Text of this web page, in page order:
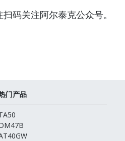
码关注阿尔泰克公众号。
门产品